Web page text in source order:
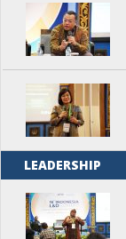
LEADERSHIP